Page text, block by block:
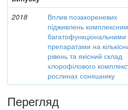
2018
Вплив позакореневих
підживлень
багатофункціональними
препаратами на
рівень та якісний склад
хлорофілового
рослинах соняшнику
Перегляд